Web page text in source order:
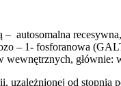
– autosomalna
– 1- fosforanowa
uzależnionej od stopnia